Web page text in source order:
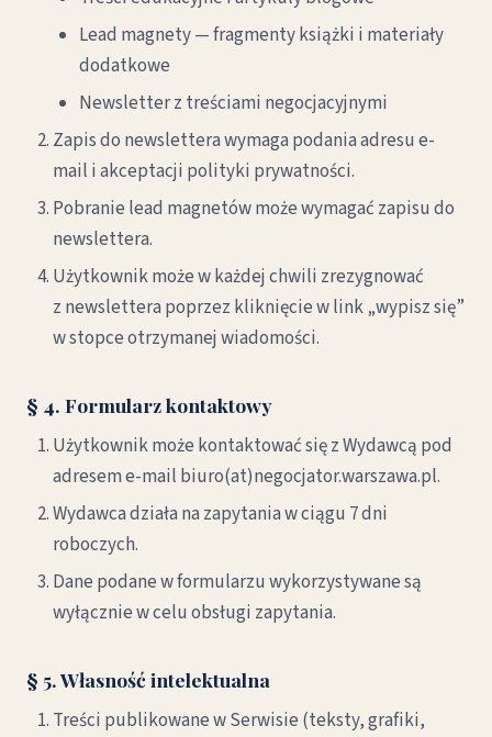
Lead magnety — fragmenty książki i materiały
dodatkowe
Newsletter z treściami negocjacyjnymi
Zapis do newslettera wymaga podania adresu e-
mail i akceptacji polityki prywatności.
Pobranie lead magnetów może wymagać zapisu do
newslettera.
Użytkownik może w każdej chwili zrezygnować
z newslettera poprzez kliknięcie w link „wypisz się”
w stopce otrzymanej wiadomości.
§ 4. Formularz kontaktowy
Użytkownik może kontaktować się z Wydawcą pod
adresem e-mail biuro(at)negocjator.warszawa.pl.
Wydawca działa na zapytania w ciągu 7 dni
roboczych.
Dane podane w formularzu wykorzystywane są
wyłącznie w celu obsługi zapytania.
§ 5. Własność intelektualna
Treści publikowane w Serwisie (teksty, grafiki,